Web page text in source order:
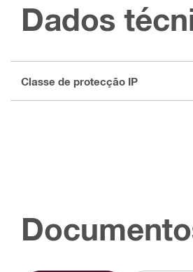
Dados
Classe de protecção IP